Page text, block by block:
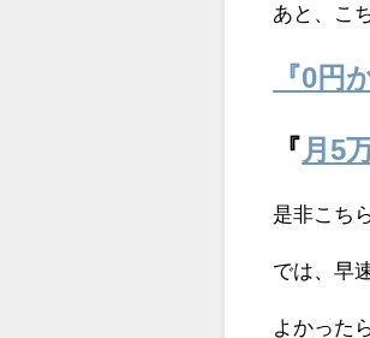
あと、こ
『0円
『 月5
是非こち
では、早
よかった